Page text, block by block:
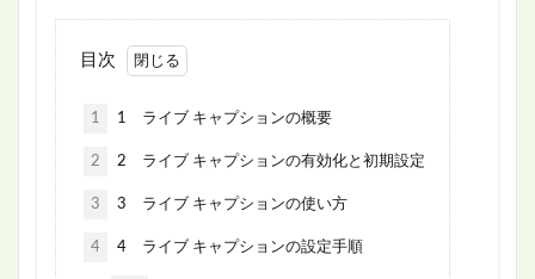
目次
1 1 ライブ キャプションの概要
2 2 ライブ キャプションの有効化と初期設定
3 3 ライブ キャプションの使い方
4 4 ライブ キャプションの設定手順